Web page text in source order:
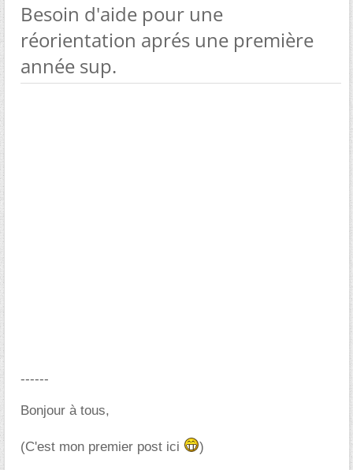
Besoin d'aide pour une
réorientation aprés une première
année sup.
------
Bonjour à tous,
(C'est mon premier post ici )